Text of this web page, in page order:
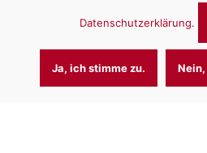
Datenschutzerklärung.
Ja, ich stimme zu.